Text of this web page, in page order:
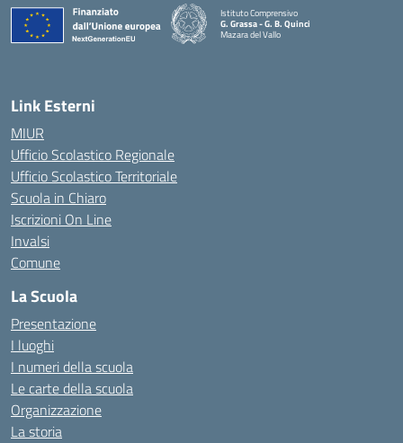
Istituto Comprensivo
G. Grassa - G. B. Quinci
Mazara del Vallo
Link Esterni
MIUR
Ufficio Scolastico Regionale
Ufficio Scolastico Territoriale
Scuola in Chiaro
Iscrizioni On Line
Invalsi
Comune
La Scuola
Presentazione
I luoghi
I numeri della scuola
Le carte della scuola
Organizzazione
La storia